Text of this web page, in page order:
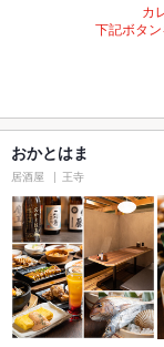
カ
下記ボタ
おかとはま
居酒屋 王寺